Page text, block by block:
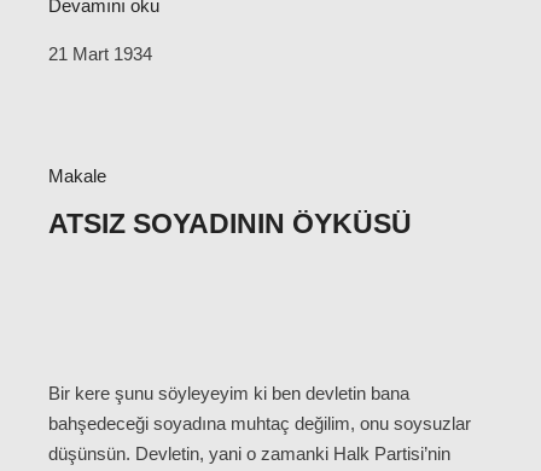
Devamını oku
21 Mart 1934
Makale
ATSIZ SOYADININ ÖYKÜSÜ
Bir kere şunu söyleyeyim ki ben devletin bana
bahşedeceği soyadına muhtaç değilim, onu soysuzlar
düşünsün. Devletin, yani o zamanki Halk Partisi’nin